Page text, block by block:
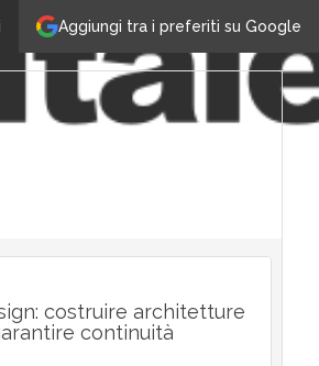
Aggiungi tra i preferiti su Google
costruire architetture
continuità